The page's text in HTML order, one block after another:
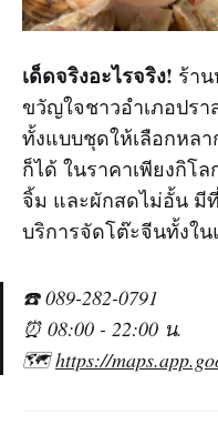
เด็ดจริงอะไรจริง! ร้า
ขวัญใจชาวอำเภอปร
ทั้งแบบชุดให้เลือกหลา
ก็ได้ ในราคาเพียงกิโ
จิ้ม และผักสดไม่อั้น มี
บริการจัดโต๊ะจีนทั้งใ
☎️ 089-282-0791
⏰ 08:00 - 22:00 น.
🗺️https://